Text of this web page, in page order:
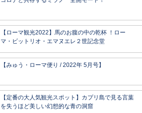
【ローマ観光2022】馬のお腹の中の乾杯 ！ロー
マ・ビットリオ・エマヌエレ２世記念堂
【みゅう・ローマ便り / 2022年 5月号】
【定番の大人気観光スポット】カプリ島で見る言葉
を失うほど美しい幻想的な青の洞窟